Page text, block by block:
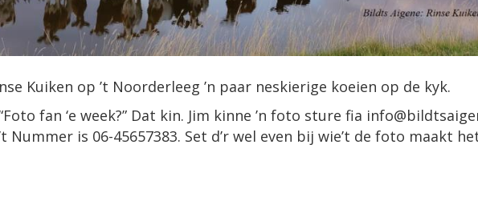
Kuiken op ’t Noorderleeg ’n paar neskierige koeien op de kyk.
fan ‘e week?” Dat kin. Jim kinne ’n foto sture fia
Nummer is 06-45657383. Set d’r wel even bij wie’t de foto maakt